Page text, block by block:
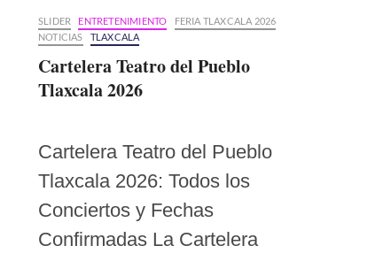
SLIDER ENTRETENIMIENTO
FERIA TLAXCALA 2026
NOTICIAS
TLAXCALA
Cartelera Teatro del Pueblo
Tlaxcala 2026
Cartelera Teatro del Pueblo
Tlaxcala 2026: Todos los
Conciertos y Fechas
Confirmadas La Cartelera